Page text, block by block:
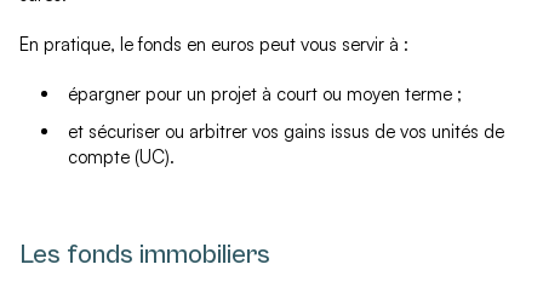
En pratique, le fonds en euros peut vous servir à :
épargner pour un projet à court ou moyen terme ;
et sécuriser ou arbitrer vos gains issus de vos unités de
compte (UC).
Les fonds immobiliers